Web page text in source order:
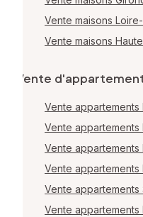
Vente maisons
Vente maisons
Vente
Vente appartements
Vente appartements
Vente appartements
Vente
Vente appartements
Vente appartements